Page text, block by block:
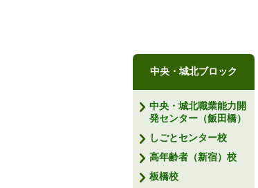
中央・城北ブロック
中央・城北職業能力開
発センター（飯田橋）
しごとセンター校
高年齢者（新宿）校
板橋校